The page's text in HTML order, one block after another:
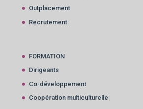
Outplacement
Recrutement
FORMATION
Dirigeants
Co-développement
Coopération multiculturelle